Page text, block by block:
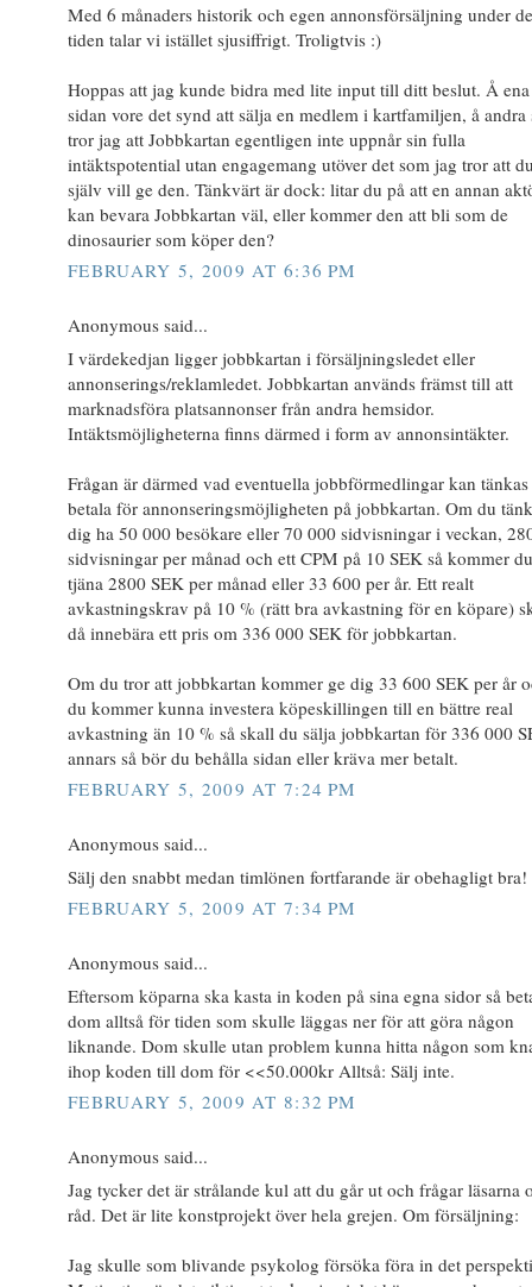
Med 6 månaders historik och egen annonsförsäljning under
tiden talar vi istället sjusiffrigt. Troligtvis :)
Hoppas att jag kunde bidra med lite input till ditt beslut. Å ena
sidan vore det synd att sälja en medlem i kartfamiljen, å andra
tror jag att Jobbkartan egentligen inte uppnår sin fulla
intäktspotential utan engagemang utöver det som jag tror att
själv vill ge den. Tänkvärt är dock: litar du på att en annan
kan bevara Jobbkartan väl, eller kommer den att bli som de
dinosaurier som köper den?
FEBRUARY 5, 2009 AT 6:36 PM
Anonymous said...
I värdekedjan ligger jobbkartan i försäljningsledet eller
annonserings/reklamledet. Jobbkartan används främst till att
marknadsföra platsannonser från andra hemsidor.
Intäktsmöjligheterna finns därmed i form av annonsintäkter.
Frågan är därmed vad eventuella jobbförmedlingar kan tänkas
betala för annonseringsmöjligheten på jobbkartan. Om du
dig ha 50 000 besökare eller 70 000 sidvisningar i veckan,
sidvisningar per månad och ett CPM på 10 SEK så kommer
tjäna 2800 SEK per månad eller 33 600 per år. Ett realt
avkastningskrav på 10 % (rätt bra avkastning för en köpare)
då innebära ett pris om 336 000 SEK för jobbkartan.
Om du tror att jobbkartan kommer ge dig 33 600 SEK per år
du kommer kunna investera köpeskillingen till en bättre real
avkastning än 10 % så skall du sälja jobbkartan för 336 000
annars så bör du behålla sidan eller kräva mer betalt.
FEBRUARY 5, 2009 AT 7:24 PM
Anonymous said...
Sälj den snabbt medan timlönen fortfarande är obehagligt bra!
FEBRUARY 5, 2009 AT 7:34 PM
Anonymous said...
Eftersom köparna ska kasta in koden på sina egna sidor så
dom alltså för tiden som skulle läggas ner för att göra någon
liknande. Dom skulle utan problem kunna hitta någon som
ihop koden till dom för <<50.000kr Alltså: Sälj inte.
FEBRUARY 5, 2009 AT 8:32 PM
Anonymous said...
Jag tycker det är strålande kul att du går ut och frågar läsarna
råd. Det är lite konstprojekt över hela grejen. Om försäljning:
Jag skulle som blivande psykolog försöka föra in det